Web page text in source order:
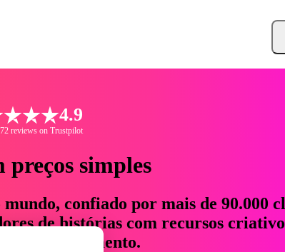
4.9
reviews on Trustpilot
preços simples
confiado por mais de 90.000
de histórias com recursos
e orçamento.